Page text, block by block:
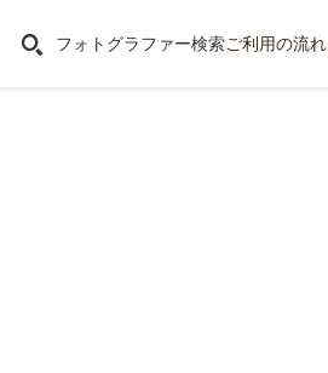
フォトグラファー検索ご利用の流れ